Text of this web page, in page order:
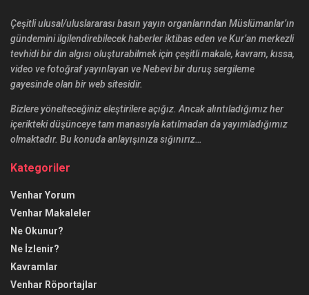
Çeşitli ulusal/uluslararası basın yayın organlarından Müslümanlar’ın
gündemini ilgilendirebilecek haberler iktibas eden ve Kur’an merkezli
tevhidi bir din algısı oluşturabilmek için çeşitli makale, kavram, kıssa,
video ve fotoğraf yayınlayan ve Nebevi bir duruş sergileme
gayesinde olan bir web sitesidir.
Bizlere yönelteceğiniz eleştirilere açığız. Ancak alıntıladığımız her
içerikteki düşünceye tam manasıyla katılmadan da yayımladığımız
olmaktadır. Bu konuda anlayışınıza sığınırız…
Kategoriler
Venhar Yorum
Venhar Makaleler
Ne Okunur?
Ne İzlenir?
Kavramlar
Venhar Röportajlar